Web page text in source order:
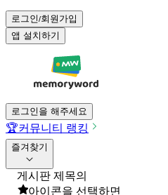
로그인/회원가입
앱 설치하기
로그인을 해주세요
🏆커뮤니티 랭킹
즐겨찾기
게시판 제목의
아이콘을 선택하면